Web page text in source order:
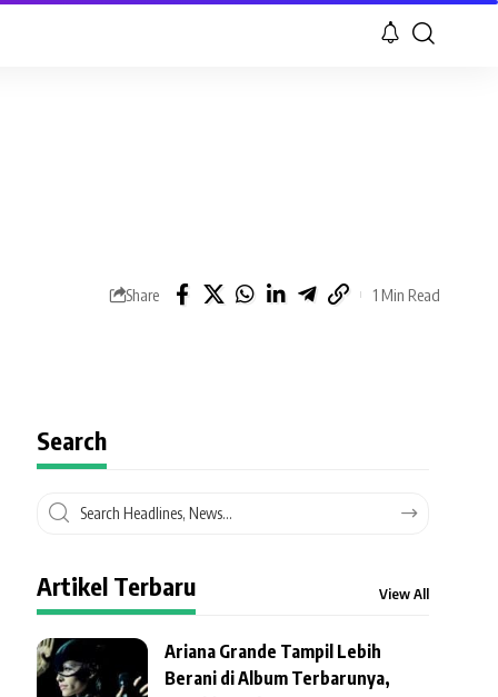
Share 1 Min Read
Search
Artikel Terbaru View All
Ariana Grande Tampil Lebih
Berani di Album Terbarunya,